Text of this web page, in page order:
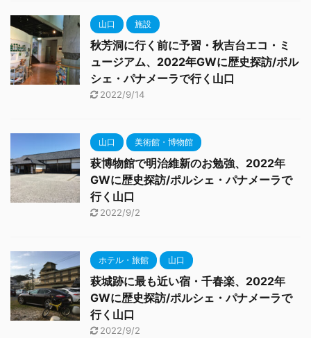
山口 施設
秋芳洞に行く前に予習・秋吉台エコ・ミ
ュージアム、2022年GWに歴史探訪/ポル
シェ・パナメーラで行く山口
2022/9/14
山口 美術館・博物館
萩博物館で明治維新のお勉強、2022年
GWに歴史探訪/ポルシェ・パナメーラで
行く山口
2022/9/2
ホテル・旅館 山口
萩城跡に最も近い宿・千春楽、2022年
GWに歴史探訪/ポルシェ・パナメーラで
行く山口
2022/9/2